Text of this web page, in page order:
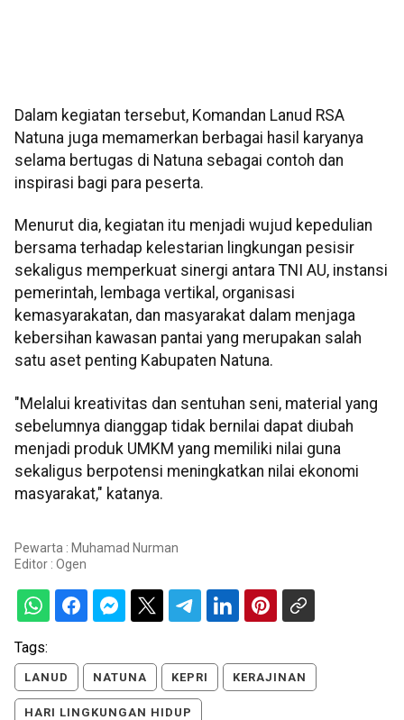
Dalam kegiatan tersebut, Komandan Lanud RSA
Natuna juga memamerkan berbagai hasil karyanya
selama bertugas di Natuna sebagai contoh dan
inspirasi bagi para peserta.
Menurut dia, kegiatan itu menjadi wujud kepedulian
bersama terhadap kelestarian lingkungan pesisir
sekaligus memperkuat sinergi antara TNI AU, instansi
pemerintah, lembaga vertikal, organisasi
kemasyarakatan, dan masyarakat dalam menjaga
kebersihan kawasan pantai yang merupakan salah
satu aset penting Kabupaten Natuna.
"Melalui kreativitas dan sentuhan seni, material yang
sebelumnya dianggap tidak bernilai dapat diubah
menjadi produk UMKM yang memiliki nilai guna
sekaligus berpotensi meningkatkan nilai ekonomi
masyarakat," katanya.
Pewarta : Muhamad Nurman
Editor : Ogen
Tags:
LANUD NATUNA KEPRI KERAJINAN
HARI LINGKUNGAN HIDUP